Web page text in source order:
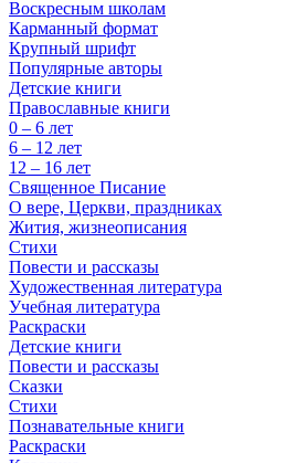
Воскресным школам
Карманный формат
Крупный шрифт
Популярные авторы
Детские книги
Православные книги
0 – 6 лет
6 – 12 лет
12 – 16 лет
Священное Писание
О вере, Церкви, праздниках
Жития, жизнеописания
Стихи
Повести и рассказы
Художественная литература
Учебная литература
Раскраски
Детские книги
Повести и рассказы
Сказки
Стихи
Познавательные книги
Раскраски